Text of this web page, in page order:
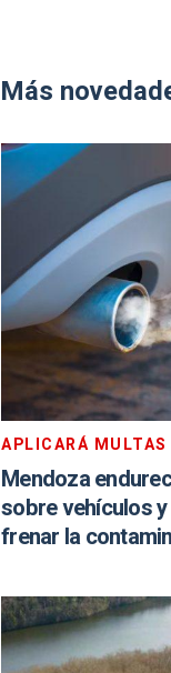
Más
APLICARÁ MULTAS
Mendoza
sobre vehículos
frenar la